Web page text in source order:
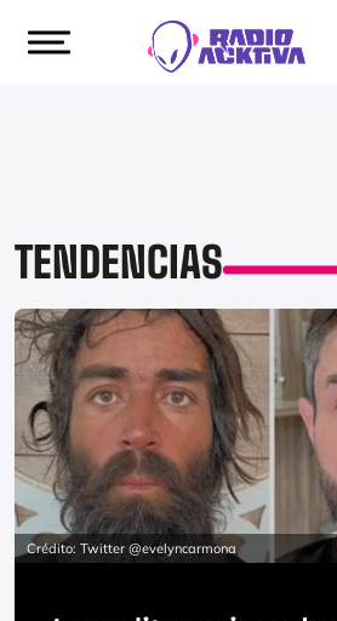
TENDENCIAS
Crédito: Twitter @evelyncarmona